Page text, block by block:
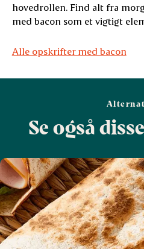
hovedrollen. Find alt fra
med bacon som et vigtigt
Alle opskrifter med bacon
Se også